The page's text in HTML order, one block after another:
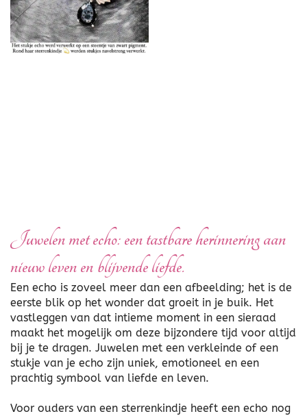
Juwelen met echo: een tastbare herinnering aan
nieuw leven en blijvende liefde.
Een echo is zoveel meer dan een afbeelding; het is de
eerste blik op het wonder dat groeit in je buik. Het
vastleggen van dat intieme moment in een sieraad
maakt het mogelijk om deze bijzondere tijd voor altijd
bij je te dragen. Juwelen met een verkleinde of een
stukje van je echo zijn uniek, emotioneel en een
prachtig symbool van liefde en leven.
Voor ouders van een sterrenkindje heeft een echo nog